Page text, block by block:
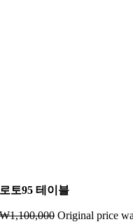
로토95 테이블
₩1,100,000 Original price